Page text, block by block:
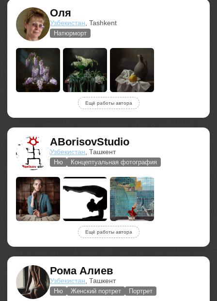
Оля
Узбекистан , Tashkent
Натюрморт
Ещё работы автора
ABorisovStudio
Узбекистан , Ташкент
Ню Концептуальная фотография
Ещё работы автора
Рома Алиев
Узбекистан , Ташкент
Ню Женский портрет Портрет